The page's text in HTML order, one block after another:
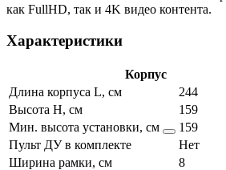
как FullHD, так и 4K видео контента.
Характеристики
Корпус
Длина корпуса L, см
244
Высота H, см
159
Мин. высота установки, см
159
Пульт ДУ в комплекте
Нет
Ширина рамки, см
8